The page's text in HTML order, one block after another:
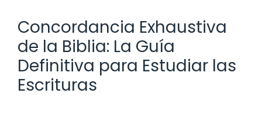
Concordancia Exhaustiva
de la Biblia: La Guía
Definitiva para Estudiar las
Escrituras